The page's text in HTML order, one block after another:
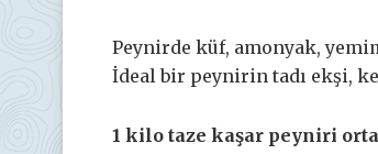
Peynirde küf, amonyak,
İdeal bir peynirin tadı ekşi,
1 kilo taze kaşar peyniri